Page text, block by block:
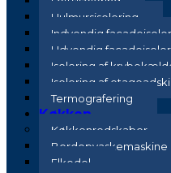
Hulmursisolering
Indvendig
Udvendig
Isolering af
Isolering af
Termografering
Køkken
Køkkenredskaber
Bordopvaskemaskine
Elkedel